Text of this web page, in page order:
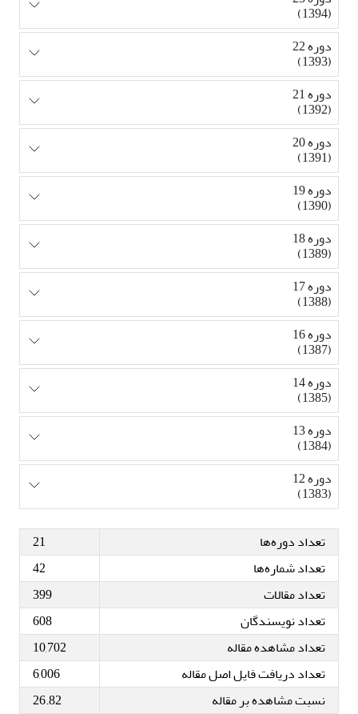
(1394)
دوره 22
(1393)
دوره 21
(1392)
دوره 20
(1391)
دوره 19
(1390)
دوره 18
(1389)
دوره 17
(1388)
دوره 16
(1387)
دوره 14
(1385)
دوره 13
(1384)
دوره 12
(1383)
تعداد دوره‌ها
21
تعداد شماره‌ها
42
تعداد مقالات
399
تعداد نویسندگان
608
تعداد مشاهده مقاله
10,702
تعداد دریافت فایل اصل مقاله
6,006
نسبت مشاهده بر مقاله
26.82